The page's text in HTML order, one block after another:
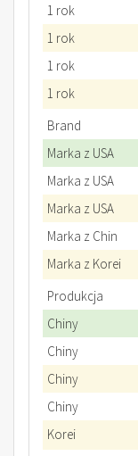
1 rok
1 rok
1 rok
1 rok
Brand
Marka z USA
Marka z USA
Marka z USA
Marka z Chin
Marka z Korei
Produkcja
Chiny
Chiny
Chiny
Chiny
Korei